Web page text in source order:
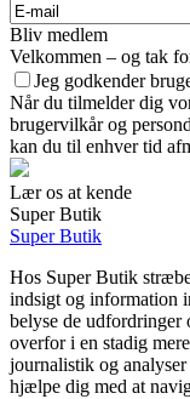
Bliv medlem
Velkommen – og tak
Jeg godkender
Når du tilmelder dig
brugervilkår og
kan du til enhver tid
Lær os at kende
Super Butik
Super Butik
Hos Super Butik
indsigt og information
belyse de udfordringer
overfor i en stadig
journalistik og
hjælpe dig med at